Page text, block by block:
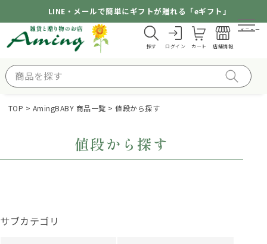
LINE・メールで簡単にギフトが贈れる「eギフト」
探す ログイン カート 店舗情報
メニュー
TOP AmingBABY 商品一覧 値段から探す
値段から探す
サブカテゴリ